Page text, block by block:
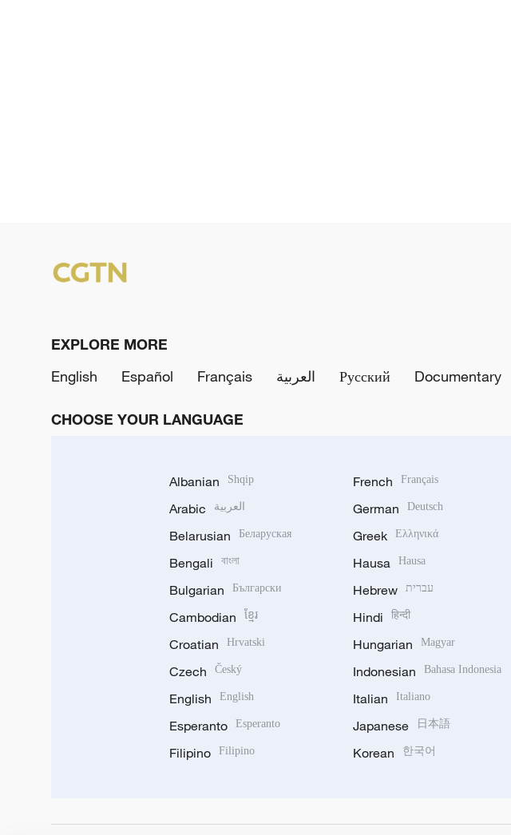
EXPLORE MORE
English
Español Français العربية Русский Documentary
CHOOSE YOUR LANGUAGE
Albanian Shqip
Arabic العربية
Belarusian Беларуская
Bengali বাংলা
Bulgarian Български
Cambodian ខ្មែរ
Croatian Hrvatski
Czech Český
English English
Esperanto Esperanto
Filipino Filipino
French Français
German Deutsch
Greek Ελληνικά
Hausa Hausa
Hebrew עברית
Hindi हिन्दी
Hungarian Magyar
Indonesian Bahasa Indonesia
Italian Italiano
Japanese 日本語
Korean 한국어